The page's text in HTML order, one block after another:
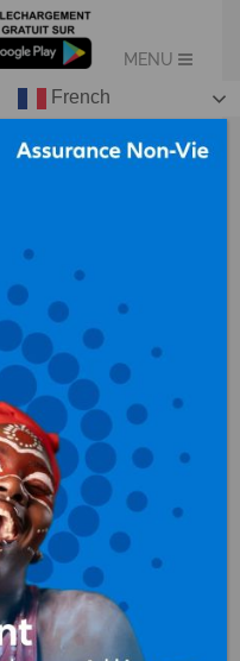
&
maritime
Noire
French